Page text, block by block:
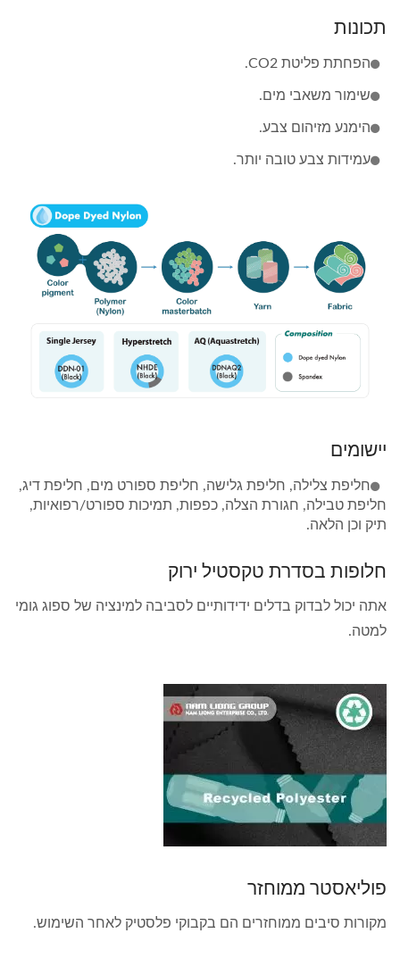
תכונות
הפחתת פליטת CO2.
שימור משאבי מים.
הימנע מזיהום צבע.
עמידות צבע טובה יותר.
יישומים
חליפת צלילה, חליפת גלישה, חליפת ספורט מים, חליפת דיג,
חליפת טבילה, חגורת הצלה, כפפות, תמיכות ספורט/רפואיות,
תיק וכן הלאה.
חלופות בסדרת טקסטיל ירוק
אתה יכול לבדוק בדלים ידידותיים לסביבה למינציה של ספוג גומי
למטה.
פוליאסטר ממוחזר
מקורות סיבים ממוחזרים הם בקבוקי פלסטיק לאחר השימוש.